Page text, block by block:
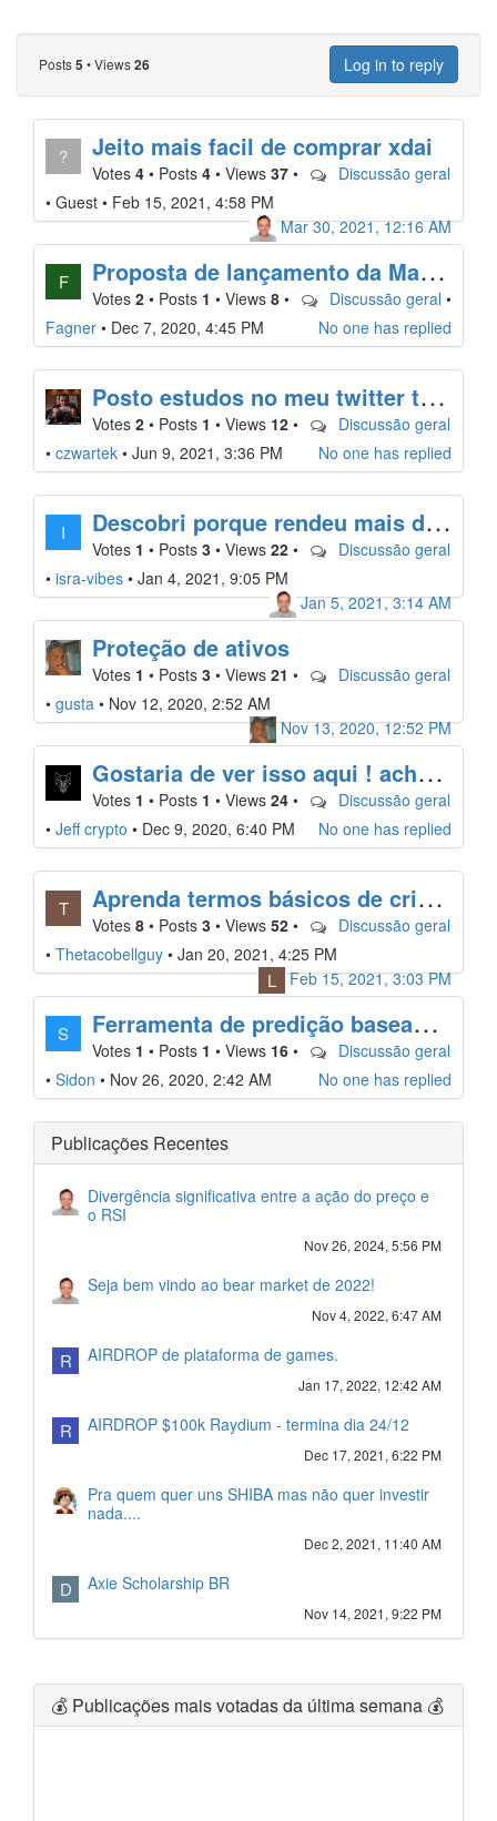
Posts5 •Views26 Log in to reply
? Jeito mais facil de comprar xdai
Votes 4 • Posts 4 • Views 37 •
Discussão geral
• Guest • Feb 15, 2021, 4:58 PM
Mar 30, 2021, 12:16 AM
F P
roposta de lançamento da Mainnet: $ FLASH para o futuro + $ XIO Token Studio + Flashshot de ano novo
Votes 2 • Posts 1 • Views 8 • Discussão geral •
Fagner • Dec 7, 2020, 4:45 PM No one has replied
P
osto estudos no meu twitter também, fiquem de olho lá!
Votes 2 • Posts 1 • Views 12 •
Discussão geral
• czwartek • Jun 9, 2021, 3:36 PM No one has replied
I D
escobri porque rendeu mais de 6% no stake do GRT que o Mosin postou!!!!
Votes 1 • Posts 3 • Views 22 •
Discussão geral
• isra-vibes • Jan 4, 2021, 9:05 PM
Jan 5, 2021, 3:14 AM
Proteção de ativos
Votes 1 • Posts 3 • Views 21 •
Discussão geral
• gusta • Nov 12, 2020, 2:52 AM
Nov 13, 2020, 12:52 PM
G
ostaria de ver isso aqui ! acho isso algo muito serio
Votes 1 • Posts 1 • Views 24 •
Discussão geral
• Jeff crypto • Dec 9, 2020, 6:40 PM No one has replied
T A
prenda termos básicos de cripto (para iniciantes)
Votes 8 • Posts 3 • Views 52 •
Discussão geral
• Thetacobellguy • Jan 20, 2021, 4:25 PM
L Feb 15, 2021, 3:03 PM
S F
erramenta de predição baseada em IA [Blackfriday]
Votes 1 • Posts 1 • Views 16 •
Discussão geral
• Sidon • Nov 26, 2020, 2:42 AM No one has replied
Publicações Recentes
Divergência significativa entre a ação do preço e
o RSI
Nov 26, 2024, 5:56 PM
Seja bem vindo ao bear market de 2022!
Nov 4, 2022, 6:47 AM
R AIRDROP de plataforma de games.
Jan 17, 2022, 12:42 AM
R AIRDROP $100k Raydium - termina dia 24/12
Dec 17, 2021, 6:22 PM
Pra quem quer uns SHIBA mas não quer investir
nada....
Dec 2, 2021, 11:40 AM
D Axie Scholarship BR
Nov 14, 2021, 9:22 PM
💰 Publicações mais votadas da última semana 💰